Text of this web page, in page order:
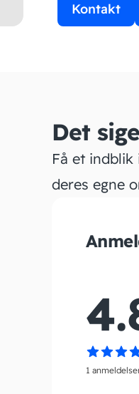
Kontakt
Det
Få et
deres egne
1